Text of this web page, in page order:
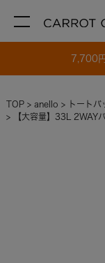
7,700
TOP anello
トートバ
【大容量】33L 2WAY